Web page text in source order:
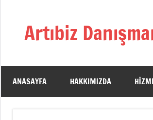
Artıbiz
Şirketinizi
büyüme
ve
ANASAYFA HAKKIMIZDA